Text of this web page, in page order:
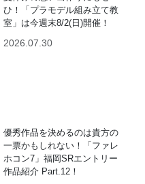
ひ！「プラモデル組み立て教
室」は今週末8/2(日)開催！
2026.07.30
優秀作品を決めるのは貴方の
一票かもしれない！「ファレ
ホコン7」福岡SRエントリー
作品紹介 Part.12！